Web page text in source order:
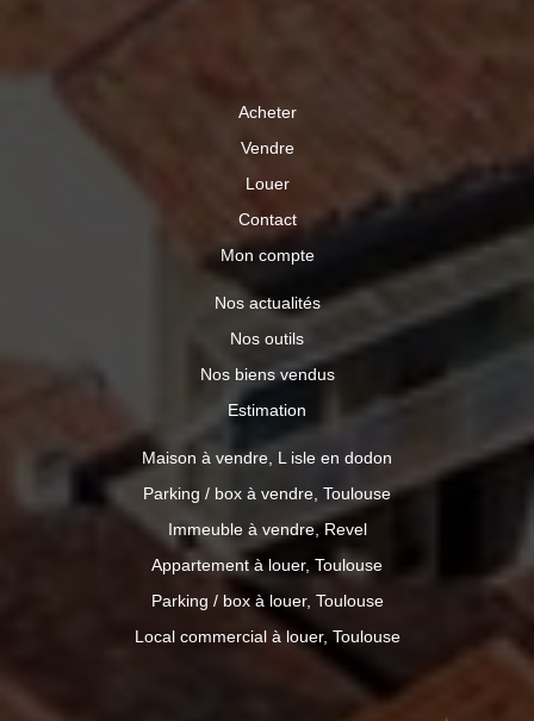
Acheter
Vendre
Louer
Contact
Mon compte
Nos actualités
Nos outils
Nos biens vendus
Estimation
Maison à vendre, L isle en dodon
Parking / box à vendre, Toulouse
Immeuble à vendre, Revel
Appartement à louer, Toulouse
Parking / box à louer, Toulouse
Local commercial à louer, Toulouse